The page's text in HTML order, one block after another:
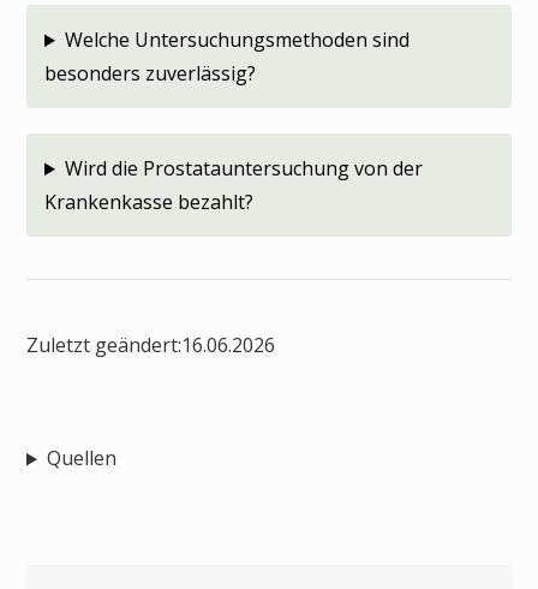
Welche Untersuchungsmethoden sind
besonders zuverlässig?
Wird die Prostatauntersuchung von der
Krankenkasse bezahlt?
Zuletzt geändert:16.06.2026
Quellen